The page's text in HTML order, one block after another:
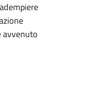
avvenuto